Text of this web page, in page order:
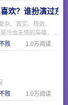
欢？谁扮演过东
杂、真实、极致、
冷血无情的枭雄，也
照出所有人欲望与
败 1.0万阅读
败 1.0万阅读